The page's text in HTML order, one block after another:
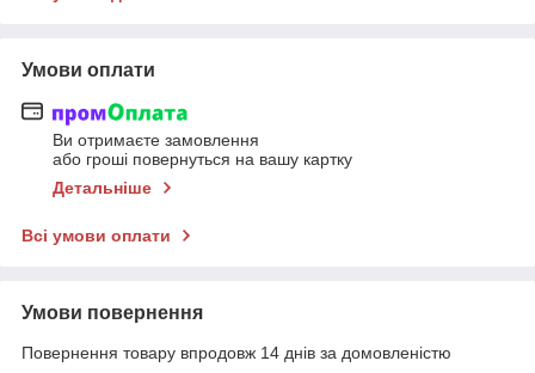
Умови оплати
Ви отримаєте замовлення
або гроші повернуться на вашу картку
Детальніше
Всі умови оплати
Умови повернення
Повернення товару впродовж 14 днів за домовленістю